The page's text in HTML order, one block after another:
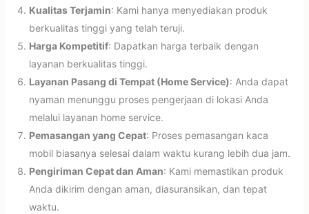
Kualitas Terjamin: Kami hanya menyediakan produk
berkualitas tinggi yang telah teruji.
Harga Kompetitif: Dapatkan harga terbaik dengan
layanan berkualitas tinggi.
Layanan Pasang di Tempat (Home Service): Anda dapat
nyaman menunggu proses pengerjaan di lokasi Anda
melalui layanan home service.
Pemasangan yang Cepat: Proses pemasangan kaca
mobil biasanya selesai dalam waktu kurang lebih dua jam.
Pengiriman Cepat dan Aman: Kami memastikan produk
Anda dikirim dengan aman, diasuransikan, dan tepat
waktu.